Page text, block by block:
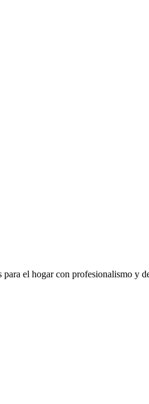
para el hogar con profesionalismo y